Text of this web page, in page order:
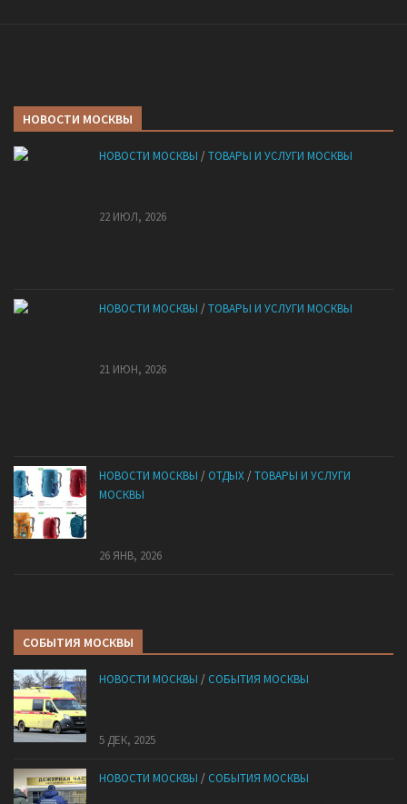
НОВОСТИ МОСКВЫ
НОВОСТИ МОСКВЫ /ТОВАРЫ И УСЛУГИ МОСКВЫ
22 ИЮЛ, 2026
НОВОСТИ МОСКВЫ /ТОВАРЫ И УСЛУГИ МОСКВЫ
21 ИЮН, 2026
НОВОСТИ МОСКВЫ / ОТДЫХ /ТОВАРЫ И УСЛУГИ
МОСКВЫ
26 ЯНВ, 2026
СОБЫТИЯ МОСКВЫ
НОВОСТИ МОСКВЫ / СОБЫТИЯ МОСКВЫ
5 ДЕК, 2025
НОВОСТИ МОСКВЫ / СОБЫТИЯ МОСКВЫ